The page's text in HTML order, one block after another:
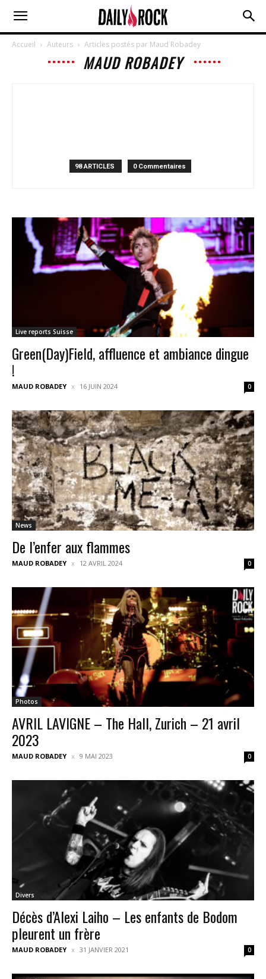
Accueil Auteurs Articles postés par Maud Robadey
MAUD ROBADEY
98 ARTICLES 0 Commentaires
Live reports Suisse
Green(Day)Field, affluence et ambiance dingue
!
MAUD ROBADEY 16 JUIN 2024 0
News
De l’enfer aux flammes
MAUD ROBADEY 12 AVRIL 2024 0
Photos
AVRIL LAVIGNE – The Hall, Zurich – 21 avril
2023
MAUD ROBADEY 9 MAI 2023 0
Divers
Décès d’Alexi Laiho – Les enfants de Bodom
pleurent un frère
MAUD ROBADEY 31 JANVIER 2021 0